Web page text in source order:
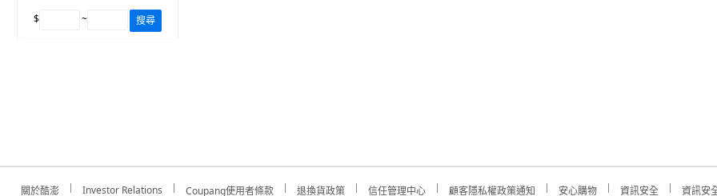
$ ~ 搜尋
關於酷澎 Investor Relations Coupang使用者條款 退換貨政策 信任管理中心 顧客隱私權政策通知 安心購物 資訊安全 資訊安